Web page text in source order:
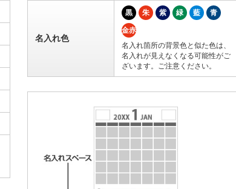
名入れ色
黒 朱 紫 緑 藍 青
金赤
名入れ箇所の背景色と似た色は、
名入れが見えなくなる可能性がご
ざいます。ご注意ください。